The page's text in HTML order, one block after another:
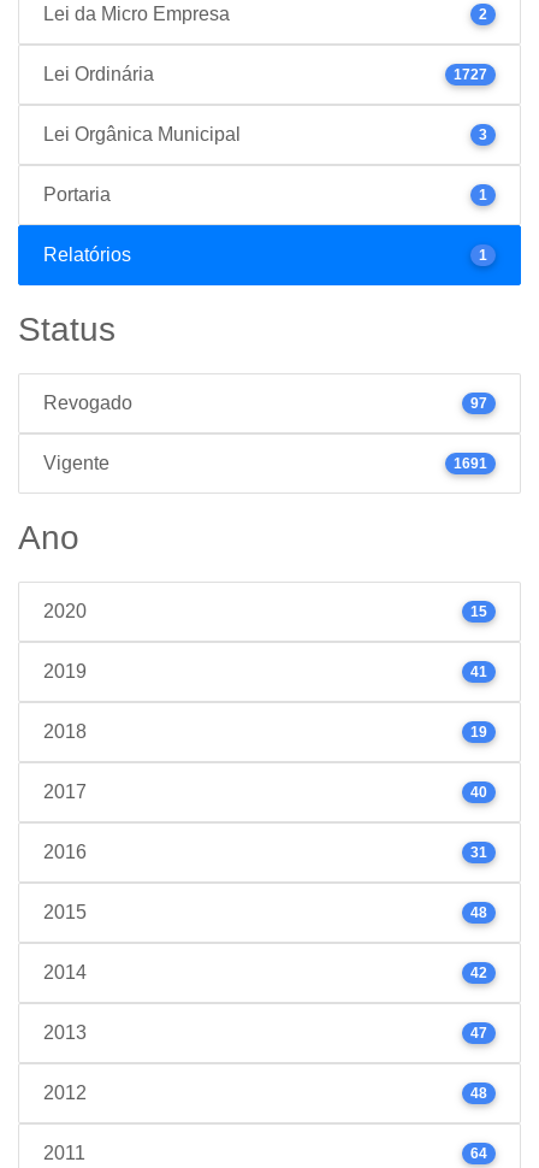
Lei da Micro Empresa 2
Lei Ordinária 1727
Lei Orgânica Municipal 3
Portaria 1
Relatórios 1
Status
Revogado 97
Vigente 1691
Ano
2020 15
2019 41
2018 19
2017 40
2016 31
2015 48
2014 42
2013 47
2012 48
2011 64